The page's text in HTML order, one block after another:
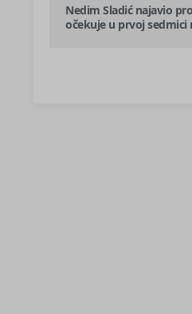
Nedim Sladić najavio
očekuje u prvoj sedmici